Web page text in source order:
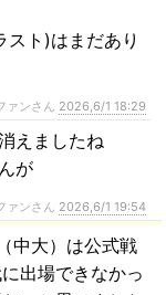
スト)はまだあり
ァンさん 2026,6/1 18:29
えましたね
が
ァンさん 2026,6/1 19:54
中大）は公式戦
出場できなかっ